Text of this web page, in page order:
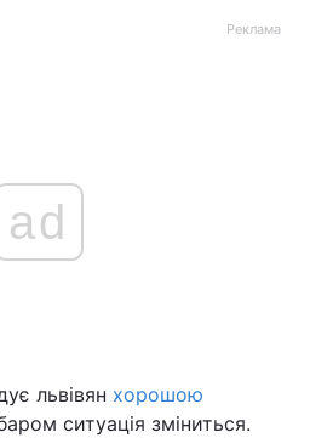
Реклама
ad
львівян хорошою
ситуація зміниться.